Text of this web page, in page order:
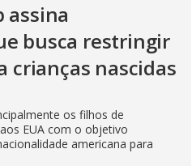
assina
busca restringir
crianças nascidas
os filhos de
EUA com o objetivo
americana para